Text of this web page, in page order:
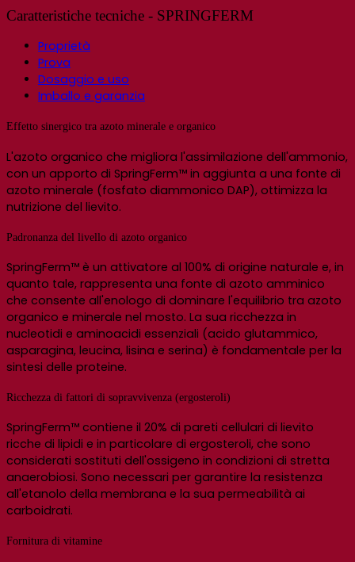
Caratteristiche tecniche - SPRINGFERM
Proprietà
Prova
Dosaggio e uso
Imballo e garanzia
Effetto sinergico tra azoto minerale e organico
L'azoto organico che migliora l'assimilazione dell'ammonio,
con un apporto di SpringFerm™ in aggiunta a una fonte di
azoto minerale (fosfato diammonico DAP), ottimizza la
nutrizione del lievito.
Padronanza del livello di azoto organico
SpringFerm™ è un attivatore al 100% di origine naturale e, in
quanto tale, rappresenta una fonte di azoto amminico
che consente all'enologo di dominare l'equilibrio tra azoto
organico e minerale nel mosto. La sua ricchezza in
nucleotidi e aminoacidi essenziali (acido glutammico,
asparagina, leucina, lisina e serina) è fondamentale per la
sintesi delle proteine.
Ricchezza di fattori di sopravvivenza (ergosteroli)
SpringFerm™ contiene il 20% di pareti cellulari di lievito
ricche di lipidi e in particolare di ergosteroli, che sono
considerati sostituti dell'ossigeno in condizioni di stretta
anaerobiosi. Sono necessari per garantire la resistenza
all'etanolo della membrana e la sua permeabilità ai
carboidrati.
Fornitura di vitamine